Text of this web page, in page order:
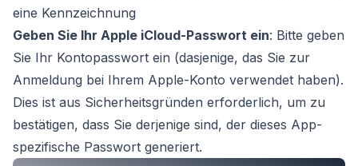
eine Kennzeichnung
Geben Sie Ihr Apple iCloud-Passwort ein: Bitte geben
Sie Ihr Kontopasswort ein (dasjenige, das Sie zur
Anmeldung bei Ihrem Apple-Konto verwendet haben).
Dies ist aus Sicherheitsgründen erforderlich, um zu
bestätigen, dass Sie derjenige sind, der dieses App-
spezifische Passwort generiert.